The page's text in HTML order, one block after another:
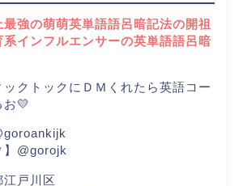
強の萌萌英単語語呂暗記法の開祖
インフルエンサーの英単語語呂暗
クトックにＤＭくれたら英語コー
お💛
】@gorojk
江戸川区